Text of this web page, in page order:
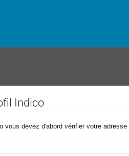
Indico
vous devez d'abord vérifier votre